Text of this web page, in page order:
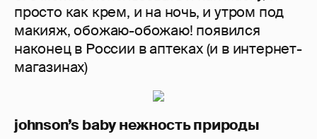
просто как крем, и на ночь, и утром под
макияж, обожаю-обожаю! появился
наконец в России в аптеках (и в интернет-
магазинах)
johnson’s baby нежность природы